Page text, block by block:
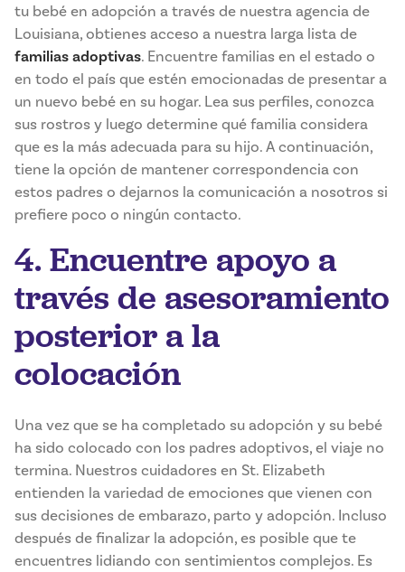
tu bebé en adopción a través de nuestra agencia de
Louisiana, obtienes acceso a nuestra larga lista de
familias adoptivas. Encuentre familias en el estado o
en todo el país que estén emocionadas de presentar a
un nuevo bebé en su hogar. Lea sus perfiles, conozca
sus rostros y luego determine qué familia considera
que es la más adecuada para su hijo. A continuación,
tiene la opción de mantener correspondencia con
estos padres o dejarnos la comunicación a nosotros si
prefiere poco o ningún contacto.
4. Encuentre apoyo a
través de asesoramiento
posterior a la
colocación
Una vez que se ha completado su adopción y su bebé
ha sido colocado con los padres adoptivos, el viaje no
termina. Nuestros cuidadores en St. Elizabeth
entienden la variedad de emociones que vienen con
sus decisiones de embarazo, parto y adopción. Incluso
después de finalizar la adopción, es posible que te
encuentres lidiando con sentimientos complejos. Es